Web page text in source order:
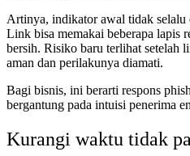
Artinya, indikator awal tidak selalu
Link bisa memakai beberapa lapis
bersih. Risiko baru terlihat setelah
aman dan perilakunya diamati.
Bagi bisnis, ini berarti respons
bergantung pada intuisi penerima
Kurangi waktu tidak